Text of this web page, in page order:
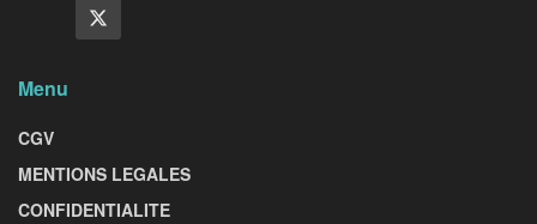
Menu
CGV
MENTIONS LEGALES
CONFIDENTIALITE